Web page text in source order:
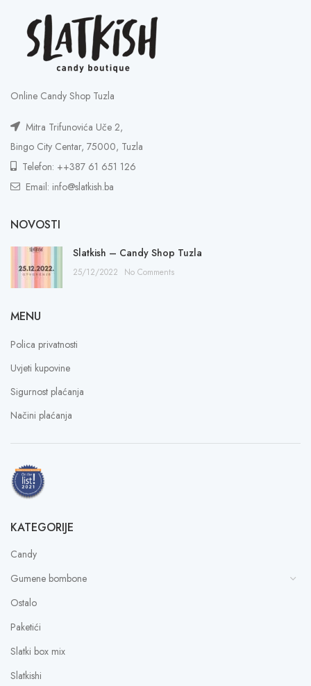
Online Candy Shop Tuzla
Mitra Trifunovića Uče 2,
Bingo City Centar, 75000, Tuzla
Telefon: ++387 61 651 126
Email: info@slatkish.ba
NOVOSTI
Slatkish – Candy Shop Tuzla
25/12/2022 No Comments
MENU
Polica privatnosti
Uvjeti kupovine
Sigurnost plaćanja
Načini plaćanja
KATEGORIJE
Candy
Gumene bombone
Ostalo
Paketići
Slatki box mix
Slatkishi